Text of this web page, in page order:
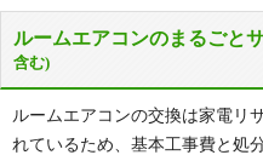
ルームエアコンのまるごと
含む)
ルームエアコンの交換は家電リ
れているため、基本工事費と処